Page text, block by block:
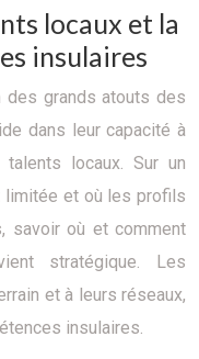
locaux et la
insulaires
des grands atouts des
dans leur capacité à
locaux. Sur un
limitée et où les profils
savoir où et comment
stratégique. Les
et à leurs réseaux,
insulaires.